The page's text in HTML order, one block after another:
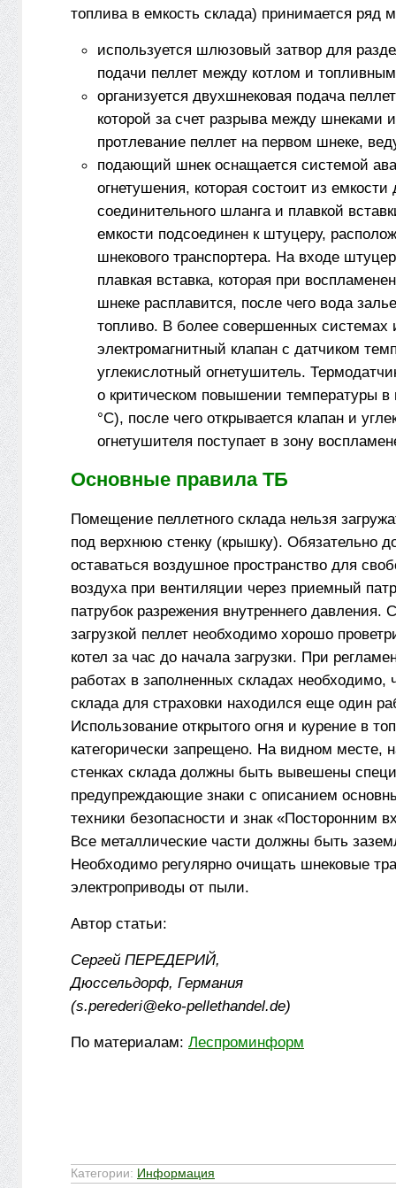
топлива в емкость склада) принимается ряд
используется шлюзовый затвор для
подачи пеллет между котлом и
организуется двухшнековая подача
которой за счет разрыва между шнеками
протлевание пеллет на первом шнеке,
подающий шнек оснащается системой
огнетушения, которая состоит из
соединительного шланга и плавкой
емкости подсоединен к штуцеру,
шнекового транспортера. На входе
плавкая вставка, которая при
шнеке расплавится, после чего вода
топливо. В более совершенных системах
электромагнитный клапан с датчиком
углекислотный огнетушитель.
о критическом повышении температуры в
°С), после чего открывается клапан и
огнетушителя поступает в зону
Основные правила ТБ
Помещение пеллетного склада нельзя
под верхнюю стенку (крышку). Обязательно
оставаться воздушное пространство для
воздуха при вентиляции через приемный
патрубок разрежения внутреннего давления.
загрузкой пеллет необходимо хорошо
котел за час до начала загрузки. При
работах в заполненных складах необходимо,
склада для страховки находился еще один
Использование открытого огня и курение в
категорически запрещено. На видном месте,
стенках склада должны быть вывешены
предупреждающие знаки с описанием
техники безопасности и знак «Посторонним
Все металлические части должны быть
Необходимо регулярно очищать шнековые
электроприводы от пыли.
Автор статьи:
Сергей ПЕРЕДЕРИЙ,
Дюссельдорф, Германия
(s.perederi@eko-pellethandel.de)
По материалам: Леспроминформ
Категории: Информация